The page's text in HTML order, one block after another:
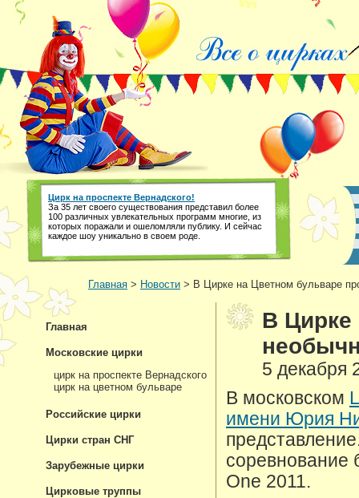
Цирк на проспекте Вернадского!
За 35 лет своего существования представил более
100 различных увлекательных программ многие, из
которых поражали и ошеломляли публику. И сейчас
каждое шоу уникально в своем роде.
Главная > Новости > В Цирке на Цветном бульваре
В Цирке
5 декабря
В московском
имени Юрия
соревнование
One 2011.
Главная
Московские цирки
цирк на проспекте Вернадского
цирк на цветном бульваре
Российские цирки
Цирки стран СНГ
Зарубежные цирки
Цирковые труппы